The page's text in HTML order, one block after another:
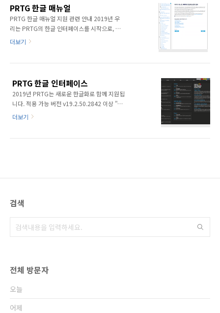
지 구문열들을 조정하였습니다. 매뉴얼..
v19.4.54.1506은 보안 및 기능의 향상된 다수
의 업데이트를 포함하고 있습니다. 그러다 보니,
기존 언어 영역도 많은 부분이 수정되었습니다.
PRTG Version History 참조 대략, 585개의 언
지 / 알람 / API 호출과 같은 파라미터의 자리값
보완되었습니다..
PRTG 한글 매뉴얼
PRTG 한글 매뉴얼 지원 관련 안내 2019년 우
리는 PRTG의 한글 인터페이스를 시작으로, 두
번째 프로젝트의 한글 매뉴얼 관련 지원 사항을
축하고 지원하는데 있어, 각 IT분야의 전문가와
커뮤니케이션의 문제시 될 사항은 없었습니다. ​
하.. secunmblog.prtg.kr 그리고, 오는 10월의
조금은 특별한 날을 기준으로 배포하고 업데이
시스템 구축 이후로, 구축사 위주의 덤프샷과 간
더보기
PRTG 한글 인터페이스
2019년 PRTG는 새로운 한글화로 함께 지원됩
니다. 적용 가능 버전 v19.2.50.2842 이상 "우
리는 앞서 PRTG를 구축하고 지원하는데 있어,
적재적소에 배치하지 못 하는 부분에도 대안을
게 적용하고 운영할 수 있는..
더보기
검색
전체 방문자
오늘
어제